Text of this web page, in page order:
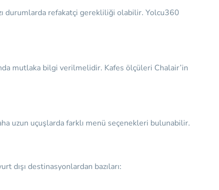
durumlarda refakatçi gerekliliği olabilir. Yolcu360
mutlaka bilgi verilmelidir. Kafes ölçüleri Chalair’in
uzun uçuşlarda farklı menü seçenekleri bulunabilir.
dışı destinasyonlardan bazıları: